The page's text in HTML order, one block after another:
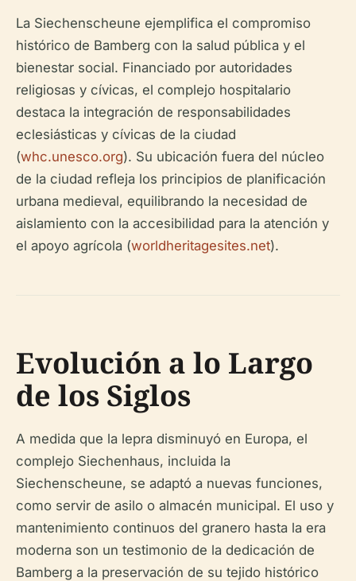
La Siechenscheune ejemplifica el compromiso
histórico de Bamberg con la salud pública y el
bienestar social. Financiado por autoridades
religiosas y cívicas, el complejo hospitalario
destaca la integración de responsabilidades
eclesiásticas y cívicas de la ciudad
(whc.unesco.org). Su ubicación fuera del núcleo
de la ciudad refleja los principios de planificación
urbana medieval, equilibrando la necesidad de
aislamiento con la accesibilidad para la atención y
el apoyo agrícola (worldheritagesites.net).
Evolución a lo Largo
de los Siglos
A medida que la lepra disminuyó en Europa, el
complejo Siechenhaus, incluida la
Siechenscheune, se adaptó a nuevas funciones,
como servir de asilo o almacén municipal. El uso y
mantenimiento continuos del granero hasta la era
moderna son un testimonio de la dedicación de
Bamberg a la preservación de su tejido histórico